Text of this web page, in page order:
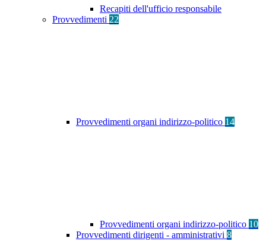
Recapiti dell'ufficio responsabile
Provvedimenti 22
Provvedimenti organi indirizzo-politico 14
Provvedimenti organi indirizzo-politico 10
Provvedimenti dirigenti - amministrativi 8